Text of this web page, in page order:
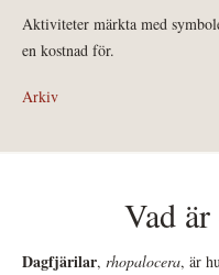
Aktiviteter märkta med
en kostnad för.
Arkiv
Vad
Dagfjärilar, rhopalocera, är